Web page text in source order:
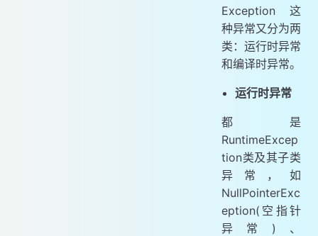
Exception 这
种异常又分为两
类：运行时异常
和编译时异常。
运行时异常
都是
RuntimeExcep
tion类及其子类
异常，如
NullPointerExc
eption(空指针
异常)、